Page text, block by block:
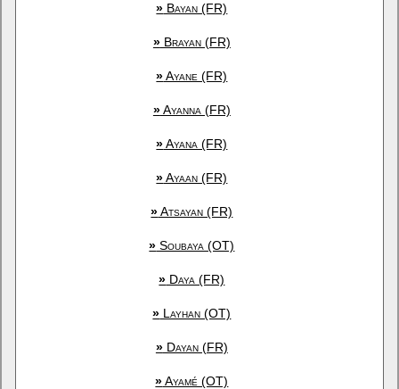
» Bayan (FR)
»Brayan (FR)
»Ayane (FR)
»Ayanna (FR)
»Ayana (FR)
»Ayaan (FR)
»Atsayan (FR)
» Soubaya (OT)
» Daya (FR)
» Layhan (OT)
»Dayan (FR)
»Ayamé (OT)